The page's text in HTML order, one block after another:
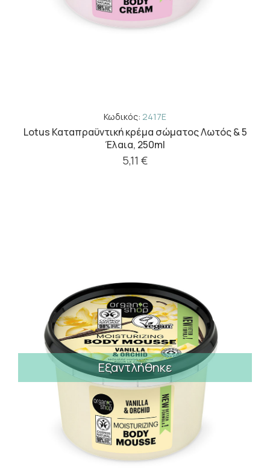
Κωδικός: 2417E
Lotus Καταπραϋντική κρέμα σώματος Λωτός & 5
Έλαια, 250ml
5,11 €
Εξαντλήθηκε